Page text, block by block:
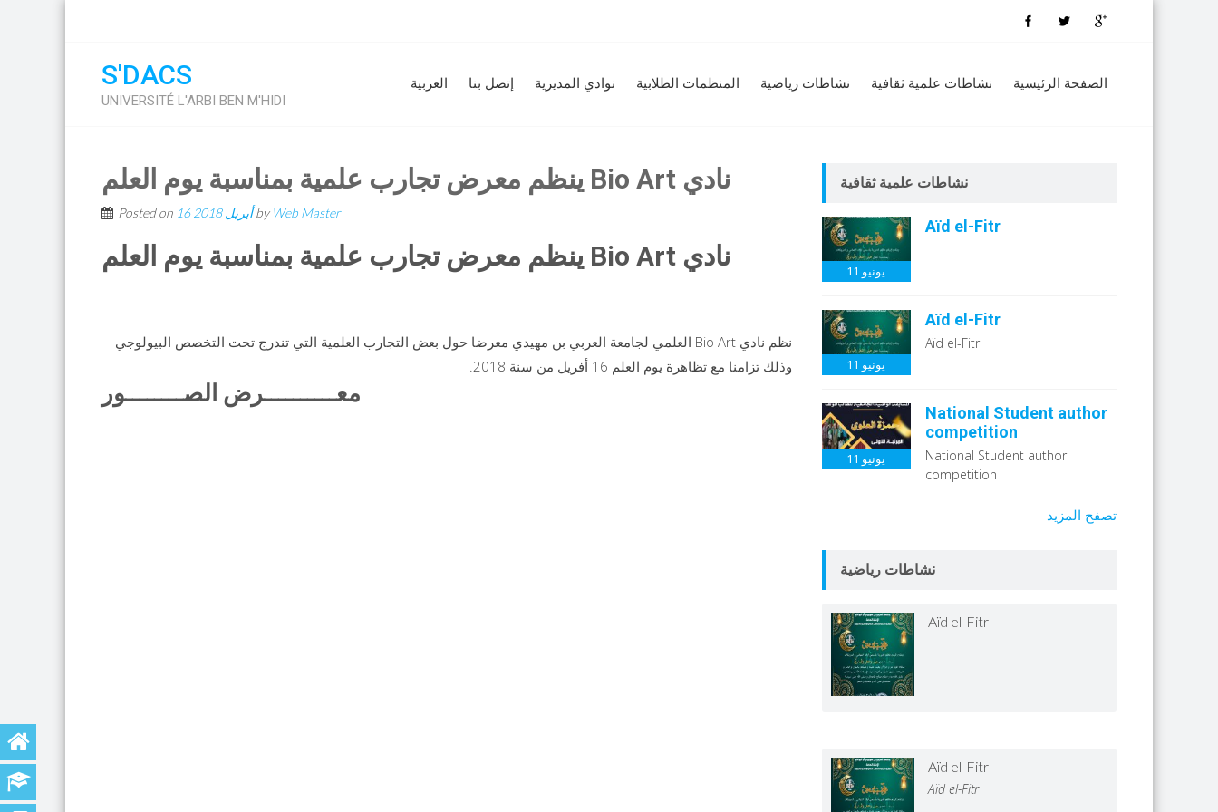
S'DACS
UNIVERSITÉ L'ARBI BEN M'HIDI
العربية إتصل بنا نوادي المديرية المنظمات الطلابية نشاطات رياضية نشاطات علمية ثقافية الصفحة الرئيسية
بمناسبة يوم العلم ‎ينظم معرض تجارب علمية Bio Art نادي
Posted on 16 أبريل 2018by Web Master
بمناسبة يوم العلم ‎ينظم معرض تجارب علمية Bio Art نادي
نظم نادي Bio Art العلمي لجامعة العربي بن مهيدي معرضا حول بعض التجارب العلمية التي تندرج تحت التخصص البيولوجي
وذلك تزامنا مع تظاهرة يوم العلم 16 أفريل من سنة 2018.
معــــــــــرض الصــــــــور
نشاطات علمية ثقافية
11 يونيو
Aïd el-Fitr
11 يونيو
Aïd el-Fitr
Aïd el-Fitr
11 يونيو
National Student author
competition
National Student author
competition
تصفح المزيد
نشاطات رياضية
Aïd el-Fitr
Aïd el-Fitr
Aïd el-Fitr